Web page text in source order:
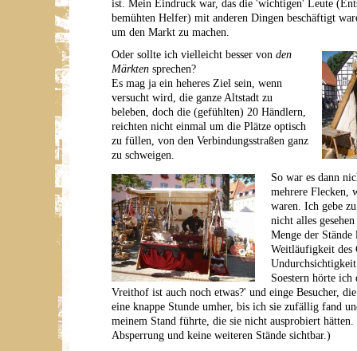
ist. Mein Eindruck war, das die 'wichtigen' Leute
bemühten Helfer) mit anderen Dingen beschäftigt
um den Markt zu machen.
Oder sollte ich vielleicht besser von den
Märkten sprechen?
Es mag ja ein heheres Ziel sein, wenn
versucht wird, die ganze Altstadt zu
beleben, doch die (gefühlten) 20 Händlern,
reichten nicht einmal um die Plätze optisch
zu füllen, von den Verbindungsstraßen ganz
zu schweigen.
So war es dann
mehrere Flecken,
waren. Ich gebe
nicht alles
Menge der Stände
Weitläufigkeit des
Soestern hörte ich
Vreithof ist auch noch etwas?' und einge Besucher,
eine knappe Stunde umher, bis ich sie zufällig fand
meinem Stand führte, die sie nicht ausprobiert
Absperrung und keine weiteren Stände sichtbar.)